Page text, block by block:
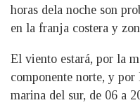
horas dela noche son
en la franja costera y
El viento estará, por la
componente norte, y
marina del sur, de 06 a